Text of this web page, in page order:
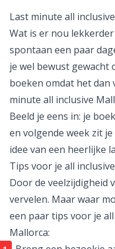
Wat is er nou
spontaan een paar
je wel bewust gewacht
boeken omdat het dan
minute all inclusive
Beeld je eens in: je
en volgende week zit
idee van een heerlijke
Tips voor je all
Door de veelzijdigheid
vervelen. Maar waar
een paar tips voor je
Mallorca: